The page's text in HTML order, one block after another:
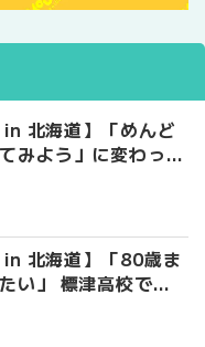
in 北海道】「めんど
みよう」に変わっ
れて走る、僕の泥
in 北海道】「80歳ま
い」 標津高校で踏
生き方